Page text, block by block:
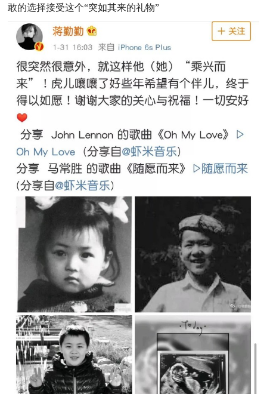
敢的选择接受这个“突如其来的礼物”